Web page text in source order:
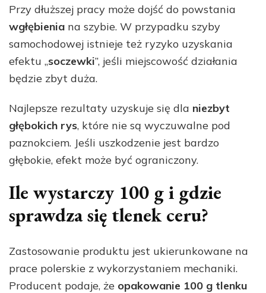
Przy dłuższej pracy może dojść do powstania
wgłębienia na szybie. W przypadku szyby
samochodowej istnieje też ryzyko uzyskania
efektu „soczewki”, jeśli miejscowość działania
będzie zbyt duża.
Najlepsze rezultaty uzyskuje się dla niezbyt
głębokich rys, które nie są wyczuwalne pod
paznokciem. Jeśli uszkodzenie jest bardzo
głębokie, efekt może być ograniczony.
Ile wystarczy 100 g i gdzie
sprawdza się tlenek ceru?
Zastosowanie produktu jest ukierunkowane na
prace polerskie z wykorzystaniem mechaniki.
Producent podaje, że opakowanie 100 g tlenku